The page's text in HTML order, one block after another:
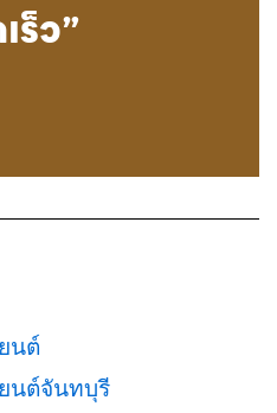
ร็ว”
นต์
นต์จันทบุรี